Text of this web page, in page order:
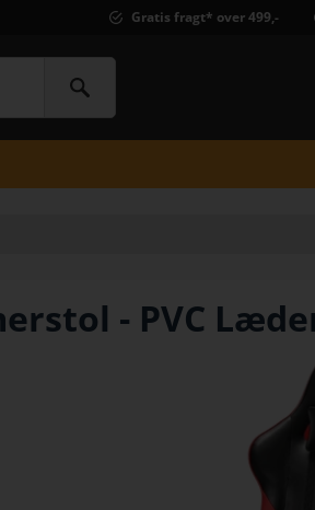
Gratis fragt* over 499,-
- PVC